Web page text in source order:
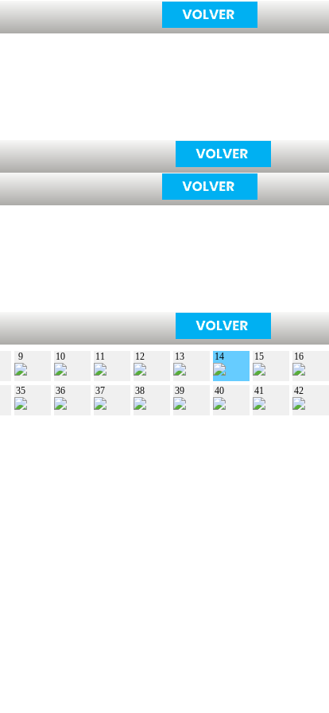
9 10 11 12 13 14 15 16
35 36 37 38 39 40 41 42